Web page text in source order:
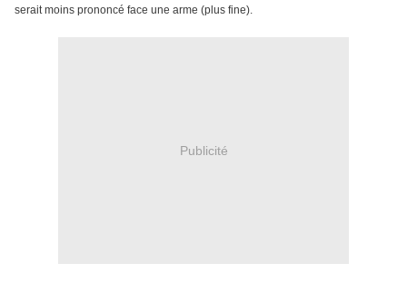
serait moins prononcé face une arme (plus fine).
Publicité